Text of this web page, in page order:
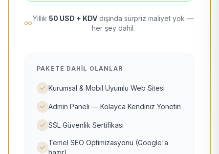
Yıllık 50 USD + KDV dışında sürpriz maliyet yok —
her şey dahil.
PAKETE DAHIL OLANLAR
Kurumsal & Mobil Uyumlu Web Sitesi
Admin Paneli — Kolayca Kendiniz Yönetin
SSL Güvenlik Sertifikası
Temel SEO Optimizasyonu (Google'a
hazır)